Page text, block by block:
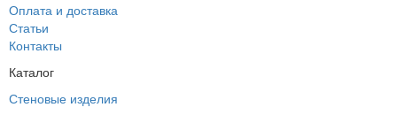
Оплата и доставка
Статьи
Контакты
Каталог
Стеновые изделия